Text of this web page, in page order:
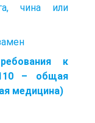
чина или
к
– общая
медицина)